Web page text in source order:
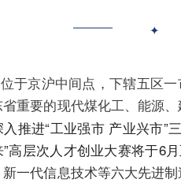
✦
于京沪中间点，下辖五区
重要的现代煤化工、能源
入推进“工业强市 产业兴市”
高层次人才创业大赛将于6月
一代信息技术等六大先进